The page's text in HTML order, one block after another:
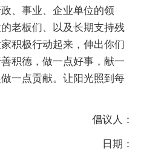
、事业、企业单位的领
老板们、以及长期支持残
积极行动起来，伸出你们
积德，做一点好事，献一
一点贡献。让阳光照到每
倡议人：
日期：